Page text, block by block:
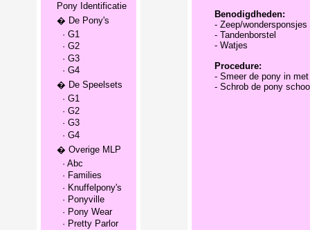
Pony Identificatie
� De Pony's
· G1
· G2
· G3
· G4
� De Speelsets
· G1
· G2
· G3
· G4
� Overige MLP
· Abc
· Families
· Knuffelpony's
· Ponyville
· Pony Wear
· Pretty Parlor
Benodigdheden:
- Zeep/wondersponsjes
- Tandenborstel
- Watjes
Procedure:
- Smeer de pony in
- Schrob de pony